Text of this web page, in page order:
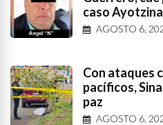
caso
AGOSTO 6,
Con ataques
pacíficos,
paz
AGOSTO 6,